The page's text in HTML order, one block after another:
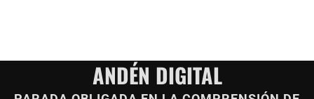
ANDÉN DIGITAL